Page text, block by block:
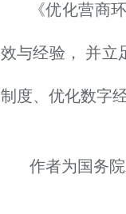
《优化营商
效与经验， 并立
制度、优化数字
作者为国务